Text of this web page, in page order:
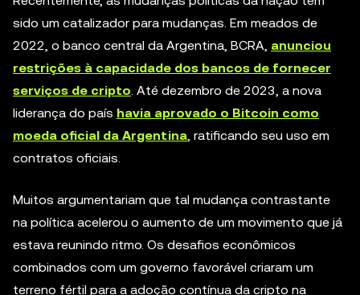
sido um catalizador para mudanças. Em meados de
2022, o banco central da Argentina, BCRA, anunciou
restrições à capacidade dos bancos de fornecer
serviços de cripto. Até dezembro de 2023, a nova
liderança do país havia aprovado o Bitcoin como
moeda oficial da Argentina, ratificando seu uso em
contratos oficiais.
Muitos argumentariam que tal mudança contrastante
na política acelerou o aumento de um movimento que já
estava reunindo ritmo. Os desafios econômicos
combinados com um governo favorável criaram um
terreno fértil para a adoção contínua da cripto na